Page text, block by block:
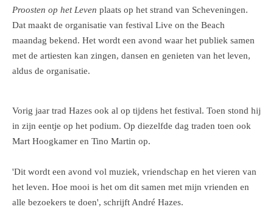
Proosten op het Leven plaats op het strand van Scheveningen.
Dat maakt de organisatie van festival Live on the Beach
maandag bekend. Het wordt een avond waar het publiek samen
met de artiesten kan zingen, dansen en genieten van het leven,
aldus de organisatie.
Vorig jaar trad Hazes ook al op tijdens het festival. Toen stond hij
in zijn eentje op het podium. Op diezelfde dag traden toen ook
Mart Hoogkamer en Tino Martin op.
'Dit wordt een avond vol muziek, vriendschap en het vieren van
het leven. Hoe mooi is het om dit samen met mijn vrienden en
alle bezoekers te doen', schrijft André Hazes.